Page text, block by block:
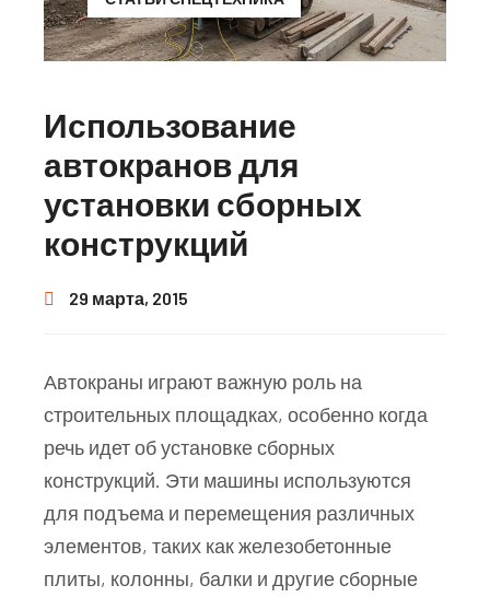
Использование
автокранов для
установки сборных
конструкций
29 марта, 2015
Автокраны играют важную роль на
строительных площадках, особенно когда
речь идет об установке сборных
конструкций. Эти машины используются
для подъема и перемещения различных
элементов, таких как железобетонные
плиты, колонны, балки и другие сборные